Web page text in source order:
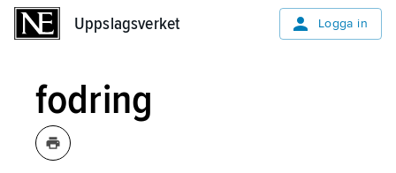
Uppslagsverket Logga in
fodring